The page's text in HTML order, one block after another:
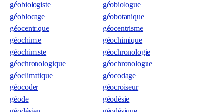
géobiologiste
géobiologue
géoblocage
géobotanique
géocentrique
géocentrisme
géochimie
géochimique
géochimiste
géochronologie
géochronologique
géochronologue
géoclimatique
géocodage
géocoder
géocroiseur
géode
géodésie